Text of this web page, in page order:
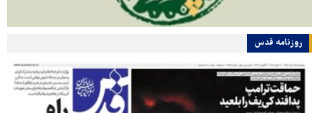
روزنامه قدس